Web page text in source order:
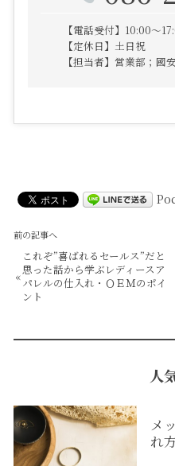
【電話受付】10:00～
【定休日】土日祝
【担当者】営業部；國
前の記事へ
«
これぞ”喜ばれるセールス”だと
思った話から学ぶレディースア
パレルの仕入れ・ＯＥＭのポイ
ント
人
メ
れ